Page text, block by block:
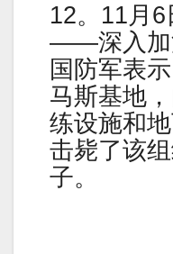
12。11月6
——深入加
国防军表
马斯基地
练设施和地
击毙了该
子。